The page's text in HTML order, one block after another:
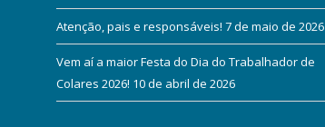
Atenção, pais e responsáveis! 7 de maio de 2026
Vem aí a maior Festa do Dia do Trabalhador de
Colares 2026! 10 de abril de 2026